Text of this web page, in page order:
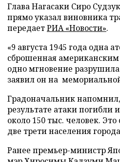
Глава Нагасаки Сиро
прямо указал виновника
передаетРИА «Новости».
«9 августа 1945 года одна
сброшенная
одно мгновение разрушила
заявил он на
Градоначальник
результате атаки
около 150 тыс. человек.
две трети населения
Ранее премьер-министр